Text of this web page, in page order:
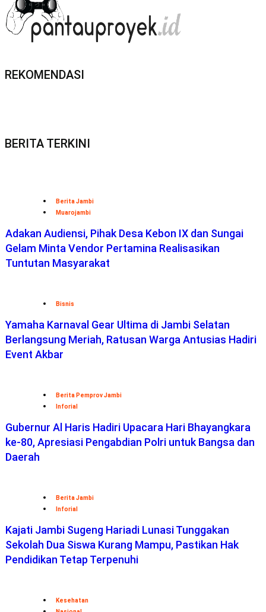
REKOMENDASI
BERITA TERKINI
Berita Jambi
Muarojambi
Adakan Audiensi, Pihak Desa Kebon IX dan Sungai
Gelam Minta Vendor Pertamina Realisasikan
Tuntutan Masyarakat
Bisnis
Yamaha Karnaval Gear Ultima di Jambi Selatan
Berlangsung Meriah, Ratusan Warga Antusias Hadiri
Event Akbar
Berita Pemprov Jambi
Inforial
Gubernur Al Haris Hadiri Upacara Hari Bhayangkara
ke-80, Apresiasi Pengabdian Polri untuk Bangsa dan
Daerah
Berita Jambi
Inforial
Kajati Jambi Sugeng Hariadi Lunasi Tunggakan
Sekolah Dua Siswa Kurang Mampu, Pastikan Hak
Pendidikan Tetap Terpenuhi
Kesehatan